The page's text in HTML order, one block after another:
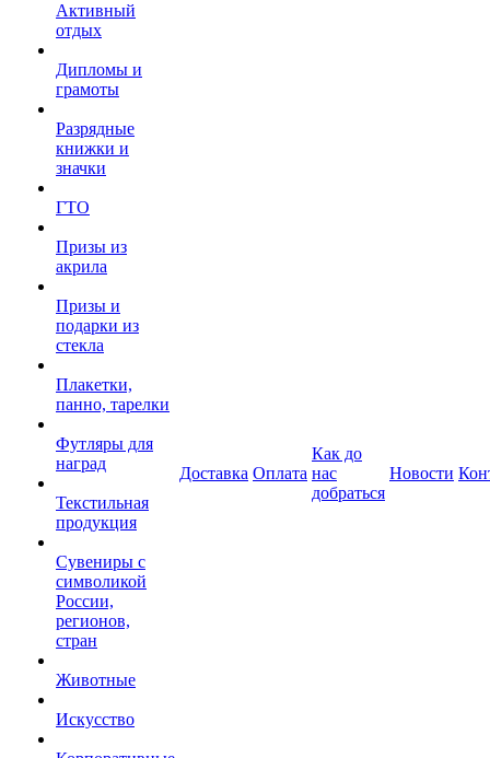
Активный
отдых
Дипломы и
грамоты
Разрядные
книжки и
значки
ГТО
Призы из
акрила
Призы и
подарки из
стекла
Плакетки,
панно, тарелки
Футляры для
наград
Текстильная
продукция
Сувениры с
символикой
России,
регионов,
стран
Животные
Искусство
Доставка Оплата
Как до
нас
добраться
Новости